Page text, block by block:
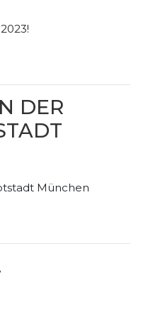
DER
München